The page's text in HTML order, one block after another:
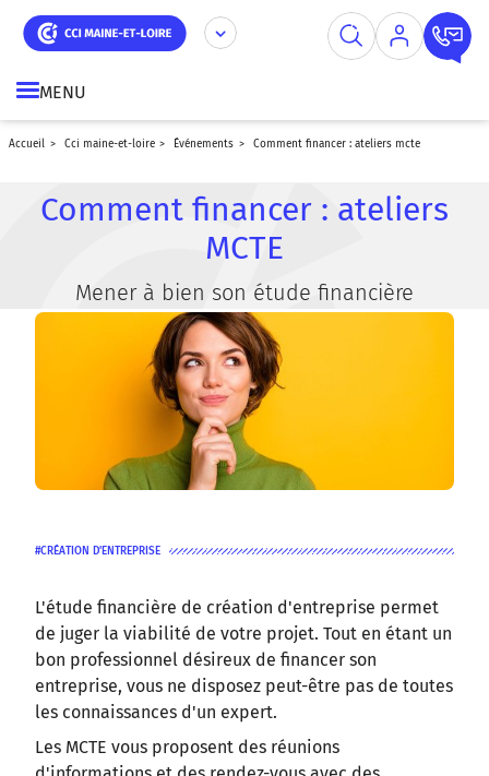
Aller
contenu
MENU
accueil cci maine-et-loire événements comment financer : ateliers mcte
Comment financer : ateliers
MCTE
Mener à bien son étude financière
CRÉATION D'ENTREPRISE
L'étude financière de création d'entreprise permet
de juger la viabilité de votre projet. Tout en étant un
bon professionnel désireux de financer son
entreprise, vous ne disposez peut-être pas de toutes
les connaissances d'un expert.
Les MCTE vous proposent des réunions
Panneau de gestion des cookies